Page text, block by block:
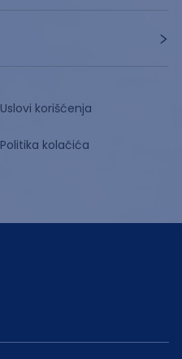
Uslovi korišćenja
Politika kolačića